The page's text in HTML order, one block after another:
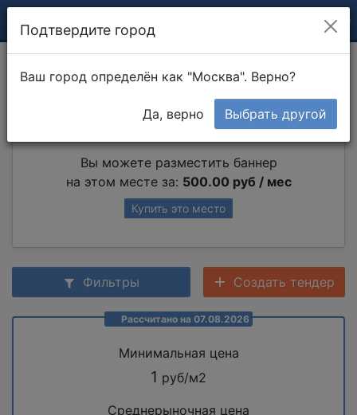
Снятие обоев
Вы можете разместить баннер
на этом месте за: 500.00 руб / мес
Купить это место
Фильтры Создать тендер
Рассчитано на 07.08.2026
Минимальная цена
1 руб/м2
Среднерыночная цена
Подтвердите город
Ваш город определён как "Москва". Верно?
Да, верно Выбрать другой